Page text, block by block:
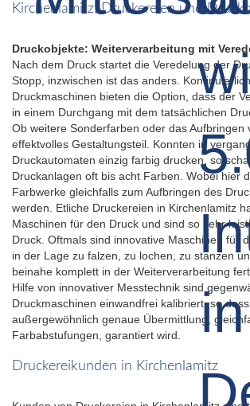
Kirchenlamitz: Druckereien und
Druckobjekte: Weiterverarbeitung mit
Nach dem Druck startet die Veredelung der
Stopp, inzwischen ist das anders.
Druckmaschinen bieten die Option, dass der
in einem Durchgang mit dem tatsächlichen
Ob weitere Sonderfarben oder das Aufbringen
effektvolles Gestaltungsteil. Konnten in
Druckautomaten einzig farbig drucken, so
Druckanlagen oft bis acht Farben. Wobei hier
Farbwerke gleichfalls zum Aufbringen des
werden. Etliche Druckereien in Kirchenlamitz
Maschinen für den Druck und sind so sehr
Druck. Oftmals sind innovative Maschinen für
in der Lage zu falzen, zu lochen, zu stanzen
beinahe komplett in der Weiterverarbeitung
Hilfe von innovativer Messtechnik sind
Druckmaschinen einwandfrei kalibriert, so
außergewöhnlich genaue Übermittlung,
Farbabstufungen, garantiert wird.
Druckereikunden in Kirchenlamitz